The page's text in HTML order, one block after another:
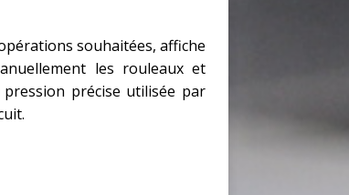
souhaitées, affiche
les rouleaux et
précise utilisée par